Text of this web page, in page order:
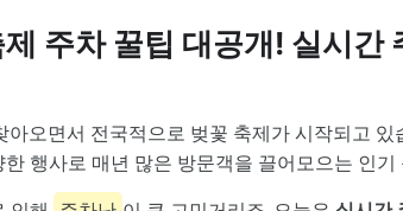
주차 꿀팁 대공개! 실시간
아오면서 전국적으로 벚꽃 축제가 시작되고 있
행사로 매년 많은 방문객을 끌어모으는 인기